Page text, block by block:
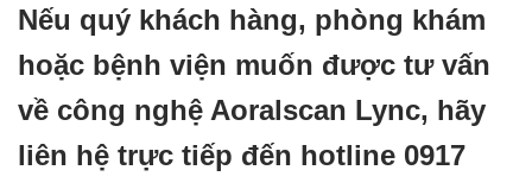
Nếu quý khách hàng, phòng khám
hoặc bệnh viện muốn được tư vấn
về công nghệ Aoralscan Lync, hãy
liên hệ trực tiếp đến hotline 0917